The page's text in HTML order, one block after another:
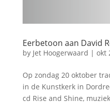
Eerbetoon aan David
by Jet Hoogerwaard | okt
Op zondag 20 oktober
in de Kunstkerk in
cd Rise and Shine,